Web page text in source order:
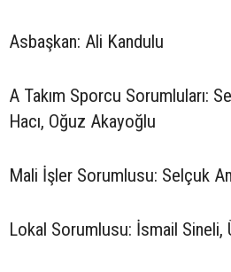
Asbaşkan: Ali Kandulu
A Takım Sporcu Sorumluları:
Hacı, Oğuz Akayoğlu
Mali İşler Sorumlusu: Selçuk
Lokal Sorumlusu: İsmail Sineli,